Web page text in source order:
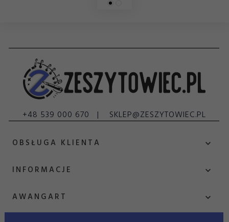
+48 539 000 670 SKLEP@ZESZYTOWIEC.PL
OBSŁUGA KLIENTA
INFORMACJE
AWANGART